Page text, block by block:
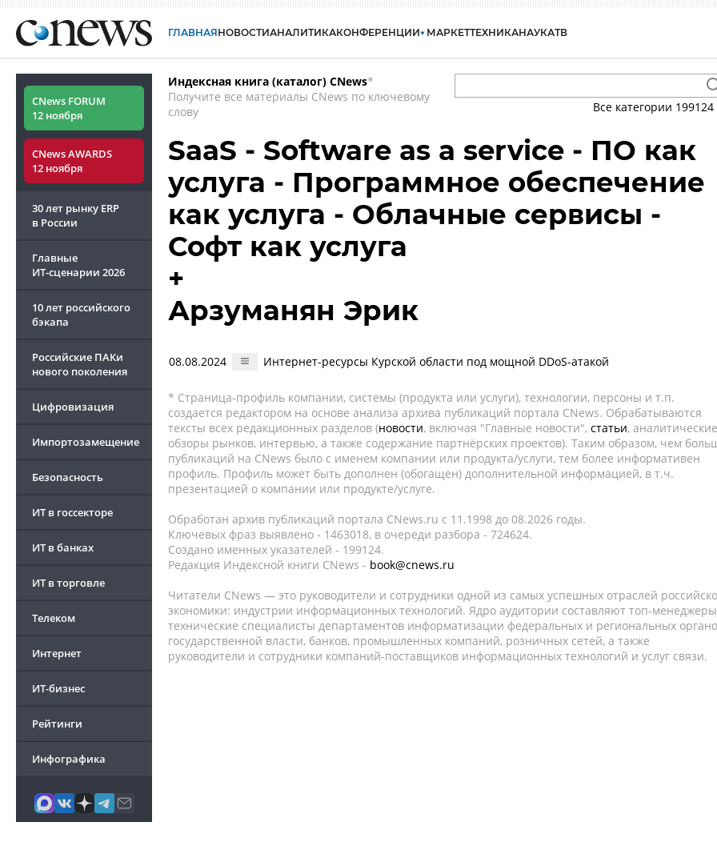
ГЛАВНАЯНОВОСТИАНАЛИТИКАКОНФЕРЕНЦИИ МАРКЕТТЕХНИКАНАУКАТВ
CNews FORUM
12 ноября
CNews AWARDS
12 ноября
30 лет рынку ERP
в России
Главные
ИТ-сценарии 2026
10 лет российского
бэкапа
Российские ПАКи
нового поколения
Цифровизация
Импортозамещение
Безопасность
ИТ в госсекторе
ИТ в банках
ИТ в торговле
Телеком
Интернет
ИТ-бизнес
Рейтинги
Инфографика
Индексная книга (каталог) CNews*
Получите все материалы CNews по ключевому
слову
Все категории 199124
SaaS - Software as a service - ПО как
услуга - Программное обеспечение
как услуга - Облачные сервисы -
Софт как услуга
+
Арзуманян Эрик
08.08.2024 Интернет-ресурсы Курской области под мощной DDoS-атакой
* Страница-профиль компании, системы (продукта или услуги), технологии, персоны и т.п.
создается редактором на основе анализа архива публикаций портала CNews. Обрабатываются
тексты всех редакционных разделов (новости, включая "Главные новости", статьи, аналитические
обзоры рынков, интервью, а также содержание партнёрских проектов). Таким образом, чем
публикаций на CNews было с именем компании или продукта/услуги, тем более информативен
профиль. Профиль может быть дополнен (обогащен) дополнительной информацией, в т.ч.
презентацией о компании или продукте/услуге.
Обработан архив публикаций портала CNews.ru c 11.1998 до 08.2026 годы.
Ключевых фраз выявлено - 1463018, в очереди разбора - 724624.
Создано именных указателей - 199124.
Редакция Индексной книги CNews - book@cnews.ru
Читатели CNews — это руководители и сотрудники одной из самых успешных отраслей
экономики: индустрии информационных технологий. Ядро аудитории составляют топ-
технические специалисты департаментов информатизации федеральных и региональных
государственной власти, банков, промышленных компаний, розничных сетей, а также
руководители и сотрудники компаний-поставщиков информационных технологий и услуг связи.